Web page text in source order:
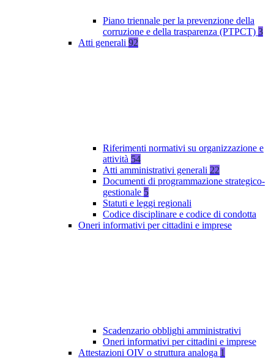
Piano triennale per la prevenzione della
corruzione e della trasparenza (PTPCT) 3
Atti generali 92
Riferimenti normativi su organizzazione e
attività 54
Atti amministrativi generali 22
Documenti di programmazione strategico-
gestionale 5
Statuti e leggi regionali
Codice disciplinare e codice di condotta
Oneri informativi per cittadini e imprese
Scadenzario obblighi amministrativi
Oneri informativi per cittadini e imprese
Attestazioni OIV o struttura analoga 1